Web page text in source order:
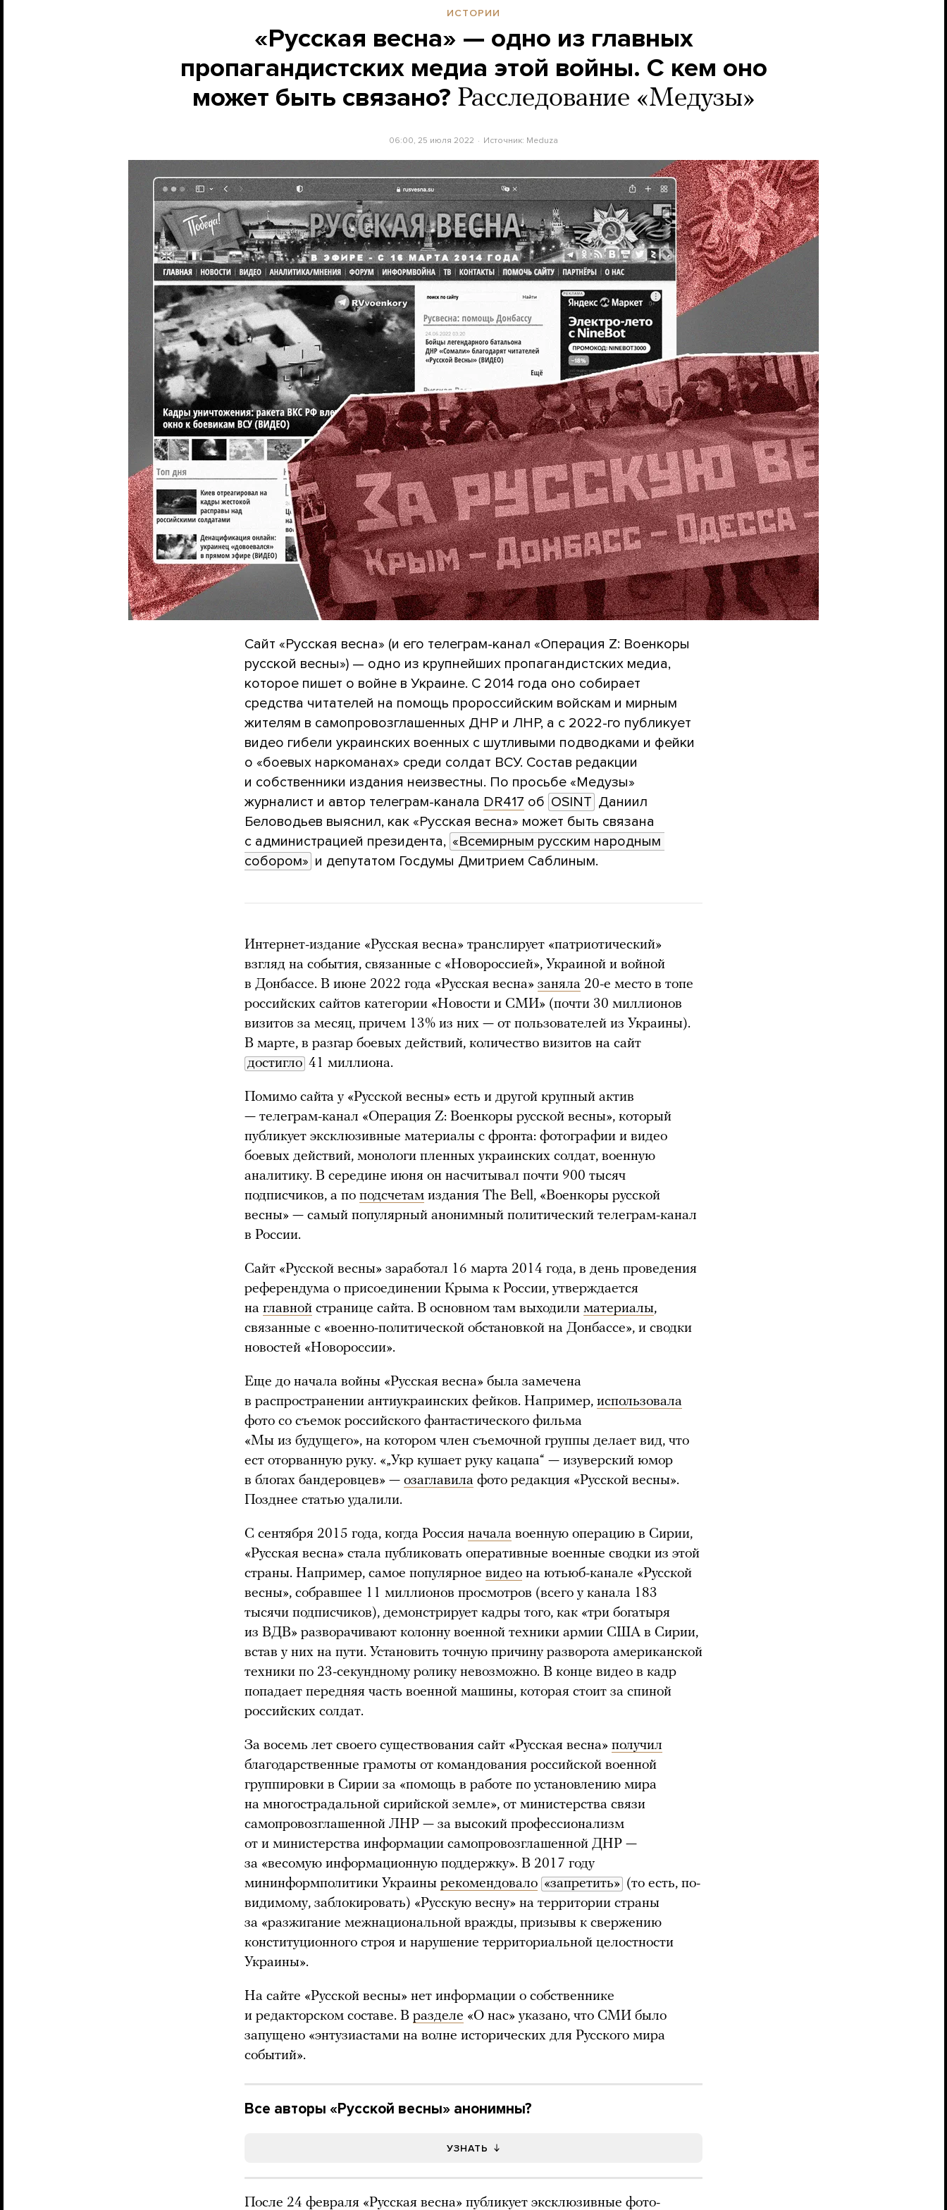
ИСТОРИИ
«Русская весна» — одно из главных
пропагандистских медиа этой войны. С кем оно
может быть связано? Расследование «Медузы»
06:00, 25 июля 2022 Источник: Meduza
Сайт «Русская весна» (и его телеграм-канал «Операция Z: Военкоры
русской весны») — одно из крупнейших пропагандистских медиа,
которое пишет о войне в Украине. С 2014 года оно собирает
средства читателей на помощь пророссийским войскам и мирным
жителям в самопровозглашенных ДНР и ЛНР, а с 2022-го публикует
видео гибели украинских военных с шутливыми подводками и фейки
о «боевых наркоманах» среди солдат ВСУ. Состав редакции
и собственники издания неизвестны. По просьбе «Медузы»
журналист и автор телеграм-канала DR417 об OSINT Даниил
Беловодьев выяснил, как «Русская весна» может быть связана
с администрацией президента, «Всемирным русским народным
собором» и депутатом Госдумы Дмитрием Саблиным.
Интернет-издание «Русская весна» транслирует «патриотический»
взгляд на события, связанные с «Новороссией», Украиной и войной
в Донбассе. В июне 2022 года «Русская весна» заняла 20-е место в топе
российских сайтов категории «Новости и СМИ» (почти 30 миллионов
визитов за месяц, причем 13% из них — от пользователей из Украины).
В марте, в разгар боевых действий, количество визитов на сайт
достигло 41 миллиона.
Помимо сайта у «Русской весны» есть и другой крупный актив
— телеграм-канал «Операция Z: Военкоры русской весны», который
публикует эксклюзивные материалы с фронта: фотографии и видео
боевых действий, монологи пленных украинских солдат, военную
аналитику. В середине июня он насчитывал почти 900 тысяч
подписчиков, а по подсчетам издания The Bell, «Военкоры русской
весны» — самый популярный анонимный политический телеграм-канал
в России.
Сайт «Русской весны» заработал 16 марта 2014 года, в день проведения
референдума о присоединении Крыма к России, утверждается
на главной странице сайта. В основном там выходили материалы,
связанные с «военно-политической обстановкой на Донбассе», и сводки
новостей «Новороссии».
Еще до начала войны «Русская весна» была замечена
в распространении антиукраинских фейков. Например, использовала
фото со съемок российского фантастического фильма
«Мы из будущего», на котором член съемочной группы делает вид, что
ест оторванную руку. «„Укр кушает руку кацапа“ — изуверский юмор
в блогах бандеровцев» — озаглавила фото редакция «Русской весны».
Позднее статью удалили.
С сентября 2015 года, когда Россия начала военную операцию в Сирии,
«Русская весна» стала публиковать оперативные военные сводки из этой
страны. Например, самое популярное видео на ютьюб-канале «Русской
весны», собравшее 11 миллионов просмотров (всего у канала 183
тысячи подписчиков), демонстрирует кадры того, как «три богатыря
из ВДВ» разворачивают колонну военной техники армии США в Сирии,
встав у них на пути. Установить точную причину разворота американской
техники по 23-секундному ролику невозможно. В конце видео в кадр
попадает передняя часть военной машины, которая стоит за спиной
российских солдат.
За восемь лет своего существования сайт «Русская весна» получил
благодарственные грамоты от командования российской военной
группировки в Сирии за «помощь в работе по установлению мира
на многострадальной сирийской земле», от министерства связи
самопровозглашенной ЛНР — за высокий профессионализм
от и министерства информации самопровозглашенной ДНР —
за «весомую информационную поддержку». В 2017 году
мининформполитики Украины рекомендовало «запретить» (то есть, по-
видимому, заблокировать) «Русскую весну» на территории страны
за «разжигание межнациональной вражды, призывы к свержению
конституционного строя и нарушение территориальной целостности
Украины».
На сайте «Русской весны» нет информации о собственнике
и редакторском составе. В разделе «О нас» указано, что СМИ было
запущено «энтузиастами на волне исторических для Русского мира
событий».
Все авторы «Русской весны» анонимны?
УЗНАТЬ
После 24 февраля «Русская весна» публикует эксклюзивные фото-